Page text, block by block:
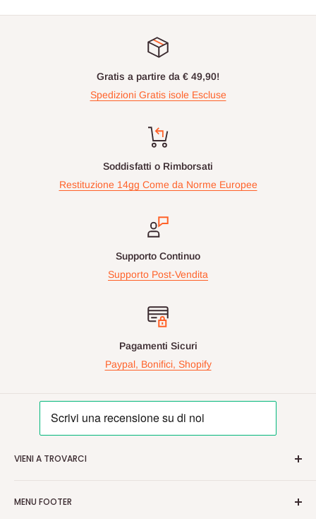
Gratis a partire da € 49,90!
Spedizioni Gratis isole Escluse
Soddisfatti o Rimborsati
Restituzione 14gg Come da Norme Europee
Supporto Continuo
Supporto Post-Vendita
Pagamenti Sicuri
Paypal, Bonifici, Shopify
VIENI A TROVARCI
Nelle maggiori fiere Geek/Fumetti/Videogiochi, Italiane ed
MENU FOOTER